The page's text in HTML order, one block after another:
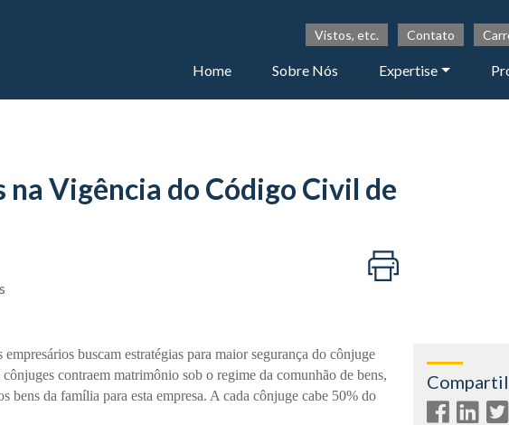
Vistos, etc. Contato
Home Sobre Nós Expertise
na Vigência do Código Civil de
buscam estratégias para maior segurança do cônjuge
contraem matrimônio sob o regime da comunhão de bens,
bens da família para esta empresa. A cada cônjuge cabe 50% do